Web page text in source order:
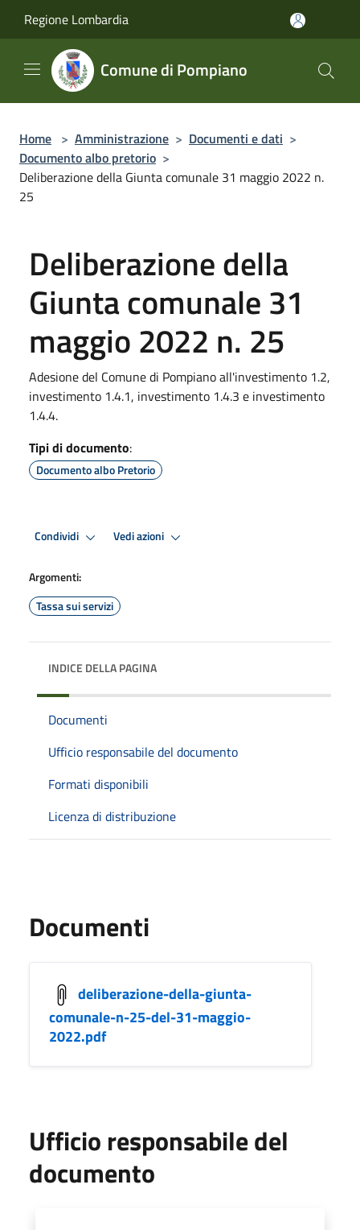
Regione Lombardia
Comune di Pompiano
Home > Amministrazione > Documenti e dati >
Documento albo pretorio >
Deliberazione della Giunta comunale 31 maggio 2022 n.
25
Deliberazione della
Giunta comunale 31
maggio 2022 n. 25
Adesione del Comune di Pompiano all'investimento 1.2,
investimento 1.4.1, investimento 1.4.3 e investimento
1.4.4.
Tipi di documento:
Documento albo Pretorio
Condividi Vedi azioni
Argomenti:
Tassa sui servizi
INDICE DELLA PAGINA
Documenti
Ufficio responsabile del documento
Formati disponibili
Licenza di distribuzione
Documenti
deliberazione-della-giunta-
comunale-n-25-del-31-maggio-
2022.pdf
Ufficio responsabile del
documento